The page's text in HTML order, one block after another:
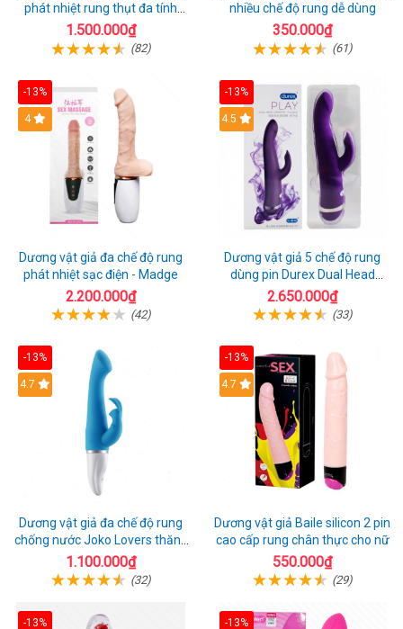
phát nhiệt rung thụt đa tính
năng sạc điện
1.500.000₫
(82)
nhiều chế độ rung dễ dùng
350.000₫
(61)
-13%
Hot
4
Dương vật giả đa chế độ rung
phát nhiệt sạc điện - Madge
2.200.000₫
(42)
-13%
Hot
4.5
Dương vật giả 5 chế độ rung
dùng pin Durex Dual Head
Pulsing
2.650.000₫
(33)
-13%
Hot
4.7
Dương vật giả đa chế độ rung
chống nước Joko Lovers thăng
hoa
1.100.000₫
(32)
-13%
4.7
Dương vật giả Baile silicon 2 pin
cao cấp rung chân thực cho nữ
550.000₫
(29)
-13% -13%